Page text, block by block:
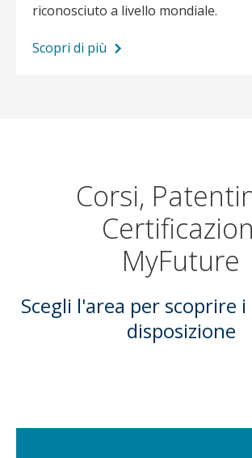
riconosciuto a livello mondiale.
Scopri di più
Corsi,
MyFuture
Scegli l'area per scoprire
disposizione